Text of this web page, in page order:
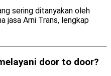
sering ditanyakan oleh
jasa Arni Trans, lengkap
door to door?